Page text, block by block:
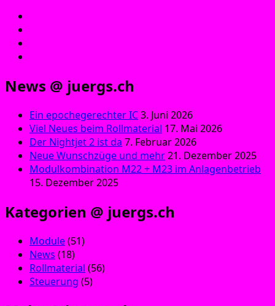
News @ juergs.ch
Ein epochegerechter IC3. Juni 2026
Viel Neues beim Rollmaterial 17. Mai 2026
Der Nightjet 2 ist da 7. Februar 2026
Neue Wunschzüge und mehr21. Dezember 2025
Modulkombination M22 + M23 im Anlagenbetrieb
15. Dezember 2025
Kategorien @ juergs.ch
Module(51)
News (18)
Rollmaterial (56)
Steuerung (5)